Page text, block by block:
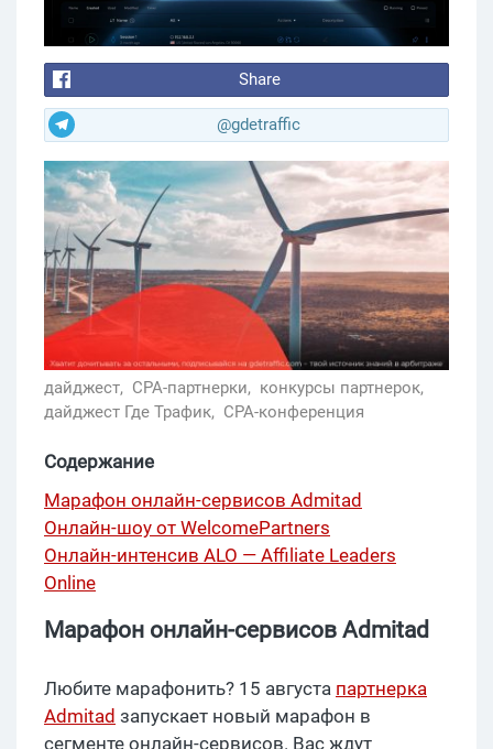
Share
@gdetraffic
дайджест, CPA-партнерки, конкурсы партнерок,
дайджест Где Трафик, CPA-конференция
Содержание
Марафон онлайн-сервисов Admitad
Онлайн-шоу от WelcomePartners
Онлайн-интенсив ALO — Affiliate Leaders
Online
Марафон онлайн-сервисов Admitad
Любите марафонить? 15 августа партнерка
Admitad запускает новый марафон в
сегменте онлайн-сервисов. Вас ждут